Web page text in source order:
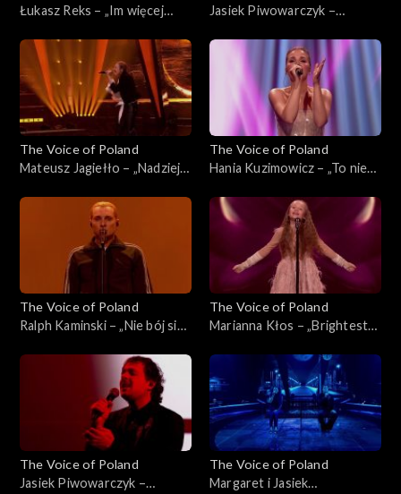
Łukasz Reks – „Im więcej
of Poland”, Finał, 29
listopada 2025
Jasiek Piwowarczyk –
of Poland”, Finał, 29
listopada 2025
The Voice of Poland
Mateusz Jagiełło – „Nadzieja”,
29 listopada 2025
The Voice of Poland
Hania Kuzimowicz – „To nie
Finał, 29 listopada 2025
The Voice of Poland
Ralph Kaminski – „Nie bój się
Poland”, Finał, 29 listopada
The Voice of Poland
Marianna Kłos – „Brightest
Finał, 29 listopada 2025
The Voice of Poland
Jasiek Piwowarczyk –
The Voice of Poland
Margaret i Jasiek